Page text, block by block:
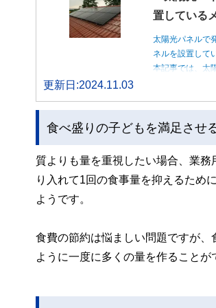
置している
太陽光パネルで
ネルを設置して
本記事では、太
更新日:2024.11.03
食べ盛りの子どもを満足させ
質よりも量を重視したい場合、業
り入れて1回の食事量を抑えるため
ようです。
食費の節約は悩ましい問題ですが
ように一度に多くの量を作ること